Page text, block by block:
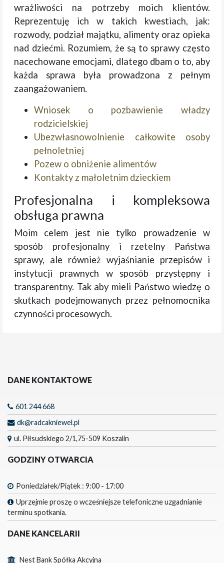
wrażliwości na potrzeby moich klientów.
Reprezentuję ich w takich kwestiach, jak:
rozwody, podział majątku, alimenty oraz opieka
nad dziećmi. Rozumiem, że są to sprawy często
nacechowane emocjami, dlatego dbam o to, aby
każda sprawa była prowadzona z pełnym
zaangażowaniem.
Wniosek o pozbawienie władzy
rodzicielskiej
Ubezwłasnowolnienie całkowite osoby
pełnoletniej
Pozew o obniżenie alimentów
Kontakty z małoletnim dzieckiem
Profesjonalna i kompleksowa
obsługa prawna
Moim celem jest nie tylko prowadzenie w
sposób profesjonalny i rzetelny Państwa
sprawy, ale również wyjaśnianie przepisów i
instytucji prawnych w sposób przystępny i
transparentny. Tak aby mieli Państwo wiedzę o
skutkach podejmowanych przez pełnomocnika
czynności procesowych.
DANE KONTAKTOWE
601 244 668
dk@radcakniewel.pl
ul. Piłsudskiego 2/1,75-509 Koszalin
GODZINY OTWARCIA
Poniedziałek/Piątek : 9:00 - 17:00
Uprzejmie proszę o wcześniejsze telefoniczne uzgadnianie
terminu spotkania.
DANE KANCELARII
Nest Bank Spółka Akcyjna